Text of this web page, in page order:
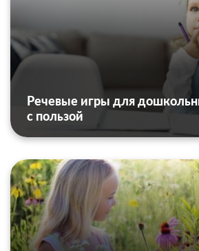
Речевые игры для
с пользой